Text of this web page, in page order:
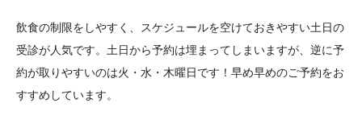
飲食の制限をしやすく、スケジュールを空けておきやすい土日の
受診が人気です。 土日から予約は埋まってしまいますが、逆に予
約が取りやすいのは火・水・木曜日です！早め早めのご予約をお
すすめしています。